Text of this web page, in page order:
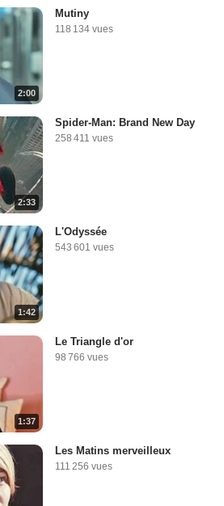
2:00
Mutiny
118 134 vues
2:33
Spider-Man: Brand New Day
258 411 vues
1:42
L'Odyssée
543 601 vues
1:37
Le Triangle d'or
98 766 vues
Les Matins merveilleux
111 256 vues